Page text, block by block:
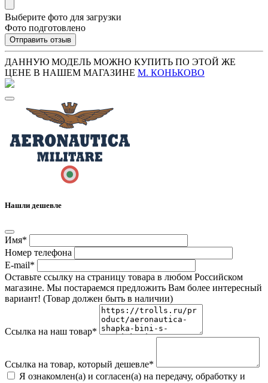
Выберите фото для загрузки
Фото подготовлено
Отправить отзыв
ДАННУЮ МОДЕЛЬ МОЖНО КУПИТЬ ПО ЭТОЙ ЖЕ
ЦЕНЕ В НАШЕМ МАГАЗИНЕ М. КОНЬКОВО
Нашли дешевле
Имя*
Номер телефона
E-mail*
Оставьте ссылку на страницу товара в любом Российском
магазине. Мы постараемся предложить Вам более интересный
вариант! (Товар должен быть в наличии)
Ссылка на наш товар*
Ссылка на товар, который дешевле*
Я ознакомлен(а) и согласен(а) на передачу, обработку и